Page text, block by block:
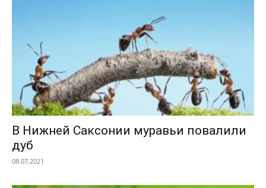
В Нижней Саксонии муравьи повалили
дуб
08.07.2021